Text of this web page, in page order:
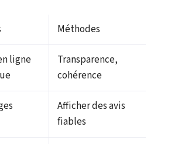
Méthodes
ligne
Transparence,
cohérence
Afficher des avis
fiables